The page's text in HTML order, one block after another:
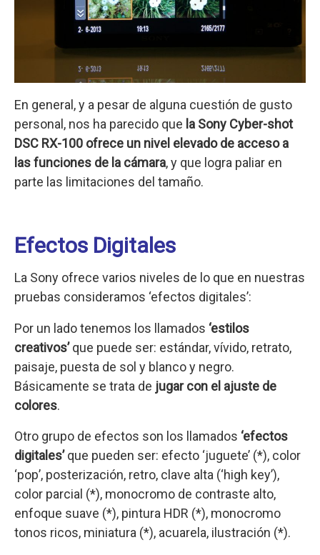
En general, y a pesar de alguna cuestión de gusto
personal, nos ha parecido que la Sony Cyber-shot
DSC RX-100 ofrece un nivel elevado de acceso a
las funciones de la cámara, y que logra paliar en
parte las limitaciones del tamaño.
Efectos Digitales
La Sony ofrece varios niveles de lo que en nuestras
pruebas consideramos ‘efectos digitales’:
Por un lado tenemos los llamados ‘estilos
creativos’que puede ser: estándar, vívido, retrato,
paisaje, puesta de sol y blanco y negro.
Básicamente se trata de jugar con el ajuste de
colores.
Otro grupo de efectos son los llamados ‘efectos
digitales’que pueden ser: efecto ‘juguete’ (*), color
‘pop’, posterización, retro, clave alta (‘high key’),
color parcial (*), monocromo de contraste alto,
enfoque suave (*), pintura HDR (*), monocromo
tonos ricos, miniatura (*), acuarela, ilustración (*).